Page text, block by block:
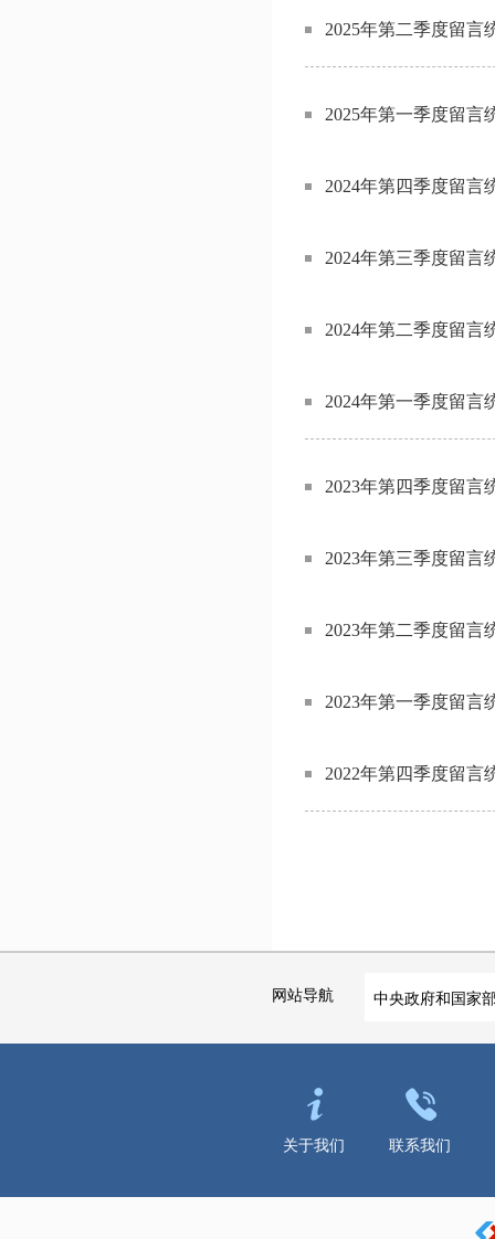
2025年第二季度留言
2025年第一季度留言
2024年第四季度留言
2024年第三季度留言
2024年第二季度留言
2024年第一季度留言
2023年第四季度留言
2023年第三季度留言
2023年第二季度留言
2023年第一季度留言
2022年第四季度留言
网站导航 中央政府和国家
关于我们 联系我们